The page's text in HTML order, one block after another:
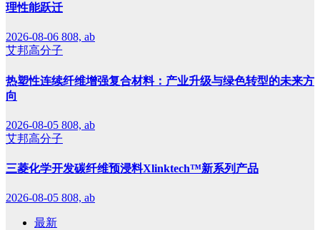
理性能跃迁
2026-08-06 808, ab
艾邦高分子
热塑性连续纤维增强复合材料：产业升级与绿色转型的未来方
向
2026-08-05 808, ab
艾邦高分子
三菱化学开发碳纤维预浸料Xlinktech™新系列产品
2026-08-05 808, ab
最新